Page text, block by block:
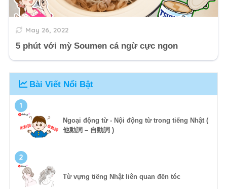
May 26, 2022
5 phút với mỳ Soumen cá ngừ cực ngon
Bài Viết Nổi Bật
1
Ngoại động từ - Nội động từ trong tiếng Nhật (
他動詞 – 自動詞 )
2
Từ vựng tiếng Nhật liên quan đến tóc